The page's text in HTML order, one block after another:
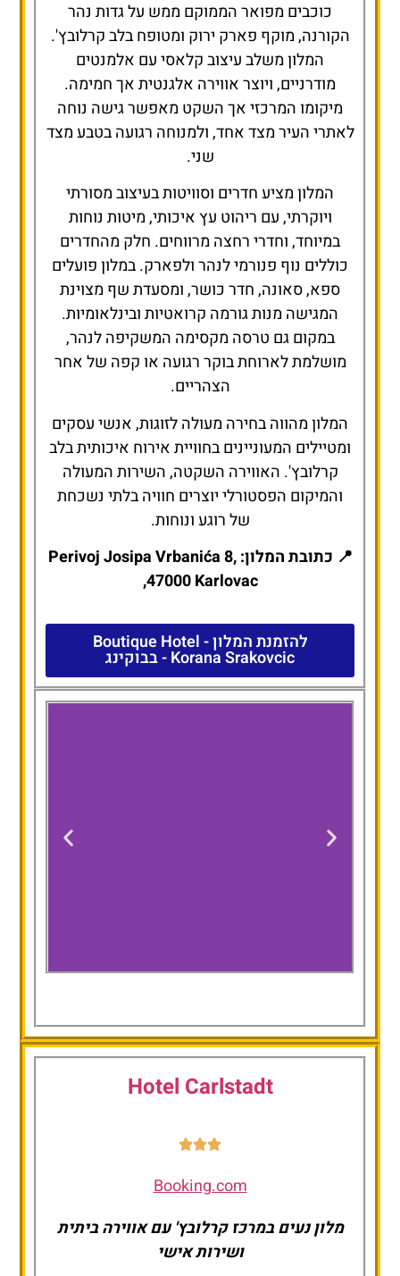
כוכבים מפואר הממוקם ממש על גדות נהר
הקורנה, מוקף פארק ירוק ומטופח בלב קרלובץ'.
המלון משלב עיצוב קלאסי עם אלמנטים
מודרניים, ויוצר אווירה אלגנטית אך חמימה.
מיקומו המרכזי אך השקט מאפשר גישה נוחה
לאתרי העיר מצד אחד, ולמנוחה רגועה בטבע מצד
שני.
המלון מציע חדרים וסוויטות בעיצוב מסורתי
ויוקרתי, עם ריהוט עץ איכותי, מיטות נוחות
במיוחד, וחדרי רחצה מרווחים. חלק מהחדרים
כוללים נוף פנורמי לנהר ולפארק. במלון פועלים
ספא, סאונה, חדר כושר, ומסעדת שף מצוינת
המגישה מנות גורמה קרואטיות ובינלאומיות.
במקום גם טרסה מקסימה המשקיפה לנהר,
מושלמת לארוחת בוקר רגועה או קפה של אחר
הצהריים.
המלון מהווה בחירה מעולה לזוגות, אנשי עסקים
ומטיילים המעוניינים בחוויית אירוח איכותית בלב
קרלובץ'. האווירה השקטה, השירות המעולה
והמיקום הפסטורלי יוצרים חוויה בלתי נשכחת
של רוגע ונוחות.
📍 כתובת המלון: Perivoj Josipa Vrbanića 8,
47000 Karlovac,
להזמנת המלון - Boutique Hotel
Korana Srakovcic - בבוקינג
Korana Srakovcic
Hotel Carlstadt
Booking.com
מלון נעים במרכז קרלובץ' עם אווירה ביתית
ושירות אישי